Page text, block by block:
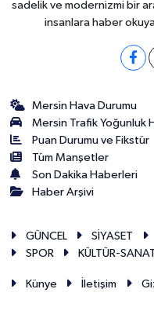
sadelik ve modernizmi bir
insanlara haber
Mersin Hava Durumu
Mersin Trafik Yoğunluk
Puan Durumu ve Fikstür
Tüm Manşetler
Son Dakika Haberleri
Haber Arşivi
GÜNCEL SİYASET
SPOR
KÜLTÜR-
Künye İletişim